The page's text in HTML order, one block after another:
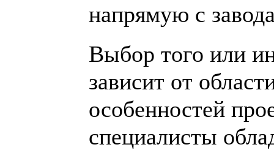
напрямую с
Выбор того или
зависит от
особенностей
специалисты